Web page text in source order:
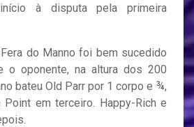
à disputa pela primeira
do Manno foi bem sucedido
o oponente, na altura dos 200
bateu Old Parr por 1 corpo e ¾,
Point em terceiro. Happy-Rich e